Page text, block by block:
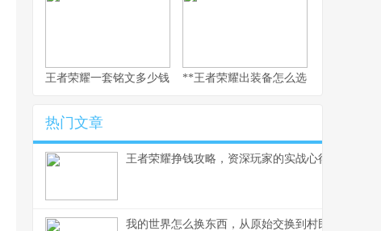
王者荣耀一套铭文多少钱，副标题：老玩家的精打细算与情怀回响
**王者荣耀出装备怎么选，资深玩家的
热门文章
王者荣耀挣钱攻略，资深玩家的实战心得分享
我的世界怎么换东西，从原始交换到村民交易全解